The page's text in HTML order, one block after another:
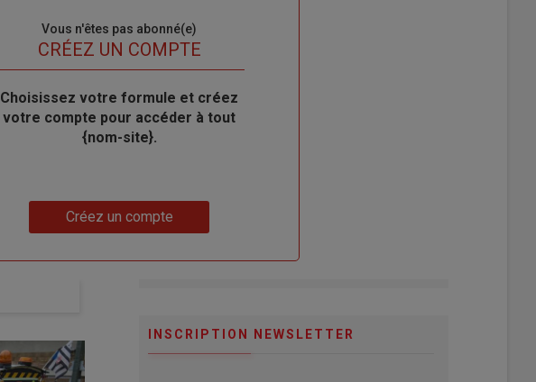
Vous n'êtes pas abonné(e)
TITRECRÉEZ UN COMPTE
Body
Choisissez votre formule et créez
votre compte pour accéder à tout
{nom-site}.
Créez un compte
INSCRIPTION NEWSLETTER